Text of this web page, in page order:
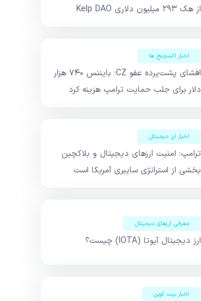
از هک ۲۹۳ میلیون دلاری Kelp DAO
اخبار اکسچنج ها
افشای پشت‌پرده عفو CZ؛ بایننس ۷۴۰ هزار
دلار برای جلب حمایت ترامپ هزینه کرد
اخبار ارز دیجیتال
ترامپ: امنیت ارزهای دیجیتال و بلاکچین
بخشی از استراتژی سایبری آمریکا است
معرفی ارزهای دیجیتال
ارز دیجیتال آیوتا (IOTA) چیست؟
اخبار بیت کوین